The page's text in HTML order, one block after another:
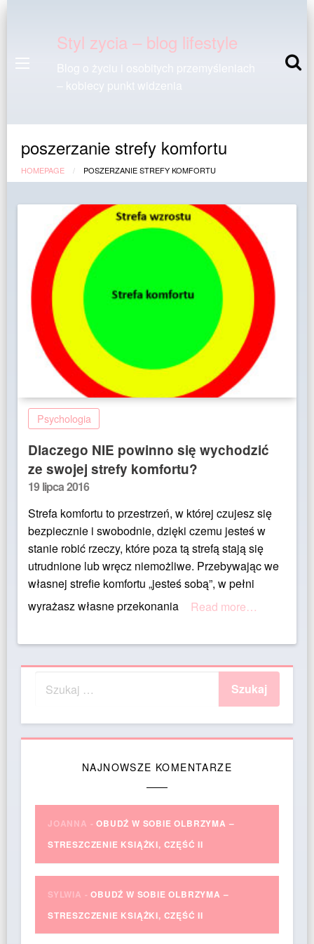
Styl zycia – blog lifestyle
– kobiecy punkt widzenia
poszerzanie strefy komfortu
HOMEPAGE POSZERZANIE STREFY KOMFORTU
Psychologia
Dlaczego NIE powinno się wychodzić
ze swojej strefy komfortu?
Posted
19 lipca 2016
Strefa komfortu to przestrzeń, w której czujesz się
bezpiecznie i swobodnie, dzięki czemu jesteś w
stanie robić rzeczy, które poza tą strefą stają się
utrudnione lub wręcz niemożliwe. Przebywając we
własnej strefie komfortu „jesteś sobą”, w pełni
wyrażasz własne przekonania
Read more…
NAJNOWSZE KOMENTARZE
JOANNA -OBUDŹ W SOBIE OLBRZYMA –
STRESZCZENIE KSIĄŻKI, CZĘŚĆ II
SYLWIA -OBUDŹ W SOBIE OLBRZYMA –
STRESZCZENIE KSIĄŻKI, CZĘŚĆ II